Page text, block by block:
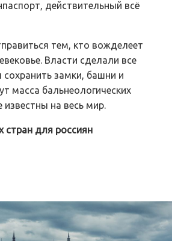
действительный всё
тем, кто вожделеет
Власти сделали все
замки, башни и
масса бальнеологических
известны на весь мир.
стран для россиян